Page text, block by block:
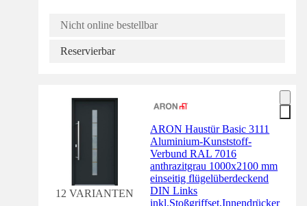
Nicht online bestellbar
Reservierbar
12 VARIANTEN
ARON Haustür Basic 3111
Aluminium-Kunststoff-
Verbund RAL 7016
anthrazitgrau 1000x2100 mm
einseitig flügelüberdeckend
DIN Links
inkl.Stoßgriffset,Innendrücker